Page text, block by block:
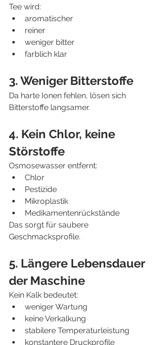
Tee wird:
aromatischer
reiner
weniger bitter
farblich klar
3. Weniger Bitterstoffe
Da harte Ionen fehlen, lösen sich
Bitterstoffe langsamer.
4. Kein Chlor, keine
Störstoffe
Osmosewasser entfernt:
Chlor
Pestizide
Mikroplastik
Medikamentenrückstände
Das sorgt für saubere
Geschmacksprofile.
5. Längere Lebensdauer
der Maschine
Kein Kalk bedeutet:
weniger Wartung
keine Verkalkung
stabilere Temperaturleistung
konstantere Druckprofile